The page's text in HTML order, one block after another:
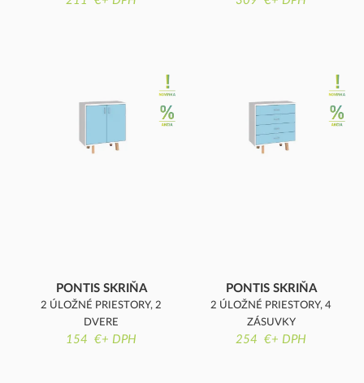
PONTIS SKRIŇA
2 ÚLOŽNÉ PRIESTORY, 2
DVERE
154 €+ DPH
PONTIS SKRIŇA
2 ÚLOŽNÉ PRIESTORY, 4
ZÁSUVKY
254 €+ DPH